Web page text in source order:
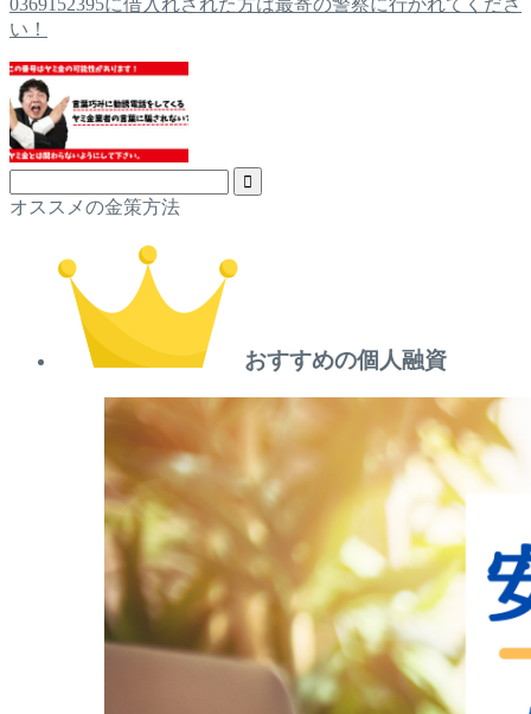
い！
オススメの金策方法
おすすめの個人融資